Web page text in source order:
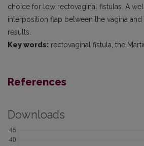
choice for low rectovaginal fistulas. A
interposition flap between the vagina
results.
Key words: rectovaginal fistula, the
References
Downloads